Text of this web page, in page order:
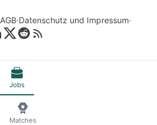
AGB Datenschutz und Impressum
Jobs
Matches